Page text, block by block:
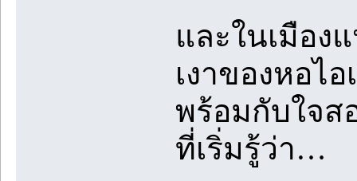
และในเมือง
เงาของหอไ
พร้อมกับใจส
ที่เริ่มรู้ว่า…